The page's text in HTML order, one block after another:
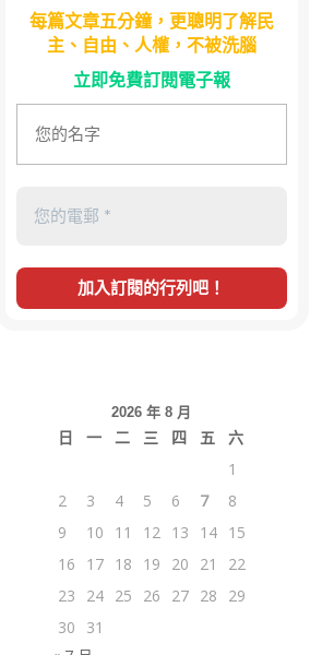
每篇文章五分鐘，更聰明了解民
主、自由、人權，不被洗腦
立即免費訂閱電子報
2026 年 8 月
日 一 二 三 四 五
六
1
2
3 4 5 6 7
8
9
10 11 12 13 14
15
16
17 18 19 20 21
22
23
24 25 26 27 28
29
30
31